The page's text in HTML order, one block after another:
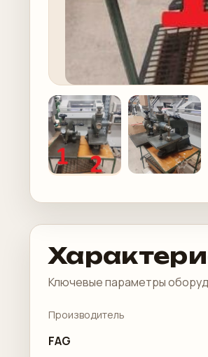
Ключевые параметры
Производитель
FAG